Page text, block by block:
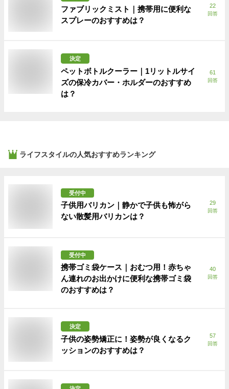
ファブリックミスト｜携帯用に便利な
スプレーのおすすめは？
22
回答
決定
ペットボトルクーラー｜1リットルサイ
ズの保冷カバー・ホルダーのおすすめ
は？
61
回答
ライフスタイルの人気おすすめランキング
受付中
子供用バリカン｜静かで子供も怖がら
ない散髪用バリカンは？
29
回答
受付中
携帯ゴミ袋ケース｜おむつ用！赤ちゃ
ん連れのお出かけに便利な携帯ゴミ袋
のおすすめは？
40
回答
決定
子供の姿勢矯正に！姿勢が良くなるク
ッションのおすすめは？
57
回答